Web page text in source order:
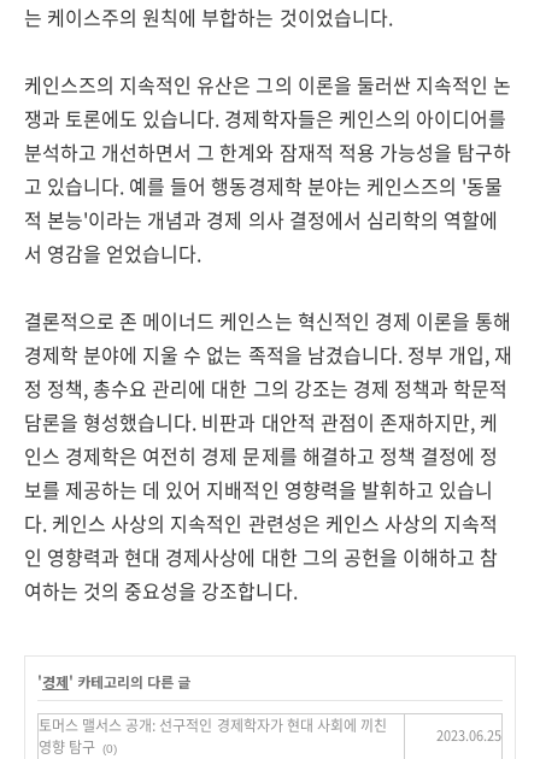
는 케이스주의 원칙에 부합하는 것이었습니다.
케인스즈의 지속적인 유산은 그의 이론을 둘러싼 지속적인 논
쟁과 토론에도 있습니다. 경제학자들은 케인스의 아이디어를
분석하고 개선하면서 그 한계와 잠재적 적용 가능성을 탐구하
고 있습니다. 예를 들어 행동경제학 분야는 케인스즈의 '동물
적 본능'이라는 개념과 경제 의사 결정에서 심리학의 역할에
서 영감을 얻었습니다.
결론적으로 존 메이너드 케인스는 혁신적인 경제 이론을 통해
경제학 분야에 지울 수 없는 족적을 남겼습니다. 정부 개입, 재
정 정책, 총수요 관리에 대한 그의 강조는 경제 정책과 학문적
담론을 형성했습니다. 비판과 대안적 관점이 존재하지만, 케
인스 경제학은 여전히 경제 문제를 해결하고 정책 결정에 정
보를 제공하는 데 있어 지배적인 영향력을 발휘하고 있습니
다. 케인스 사상의 지속적인 관련성은 케인스 사상의 지속적
인 영향력과 현대 경제사상에 대한 그의 공헌을 이해하고 참
여하는 것의 중요성을 강조합니다.
'경제' 카테고리의 다른 글
토머스 맬서스 공개: 선구적인 경제학자가 현대 사회에 끼친
영향 탐구 (0)
2023.06.25